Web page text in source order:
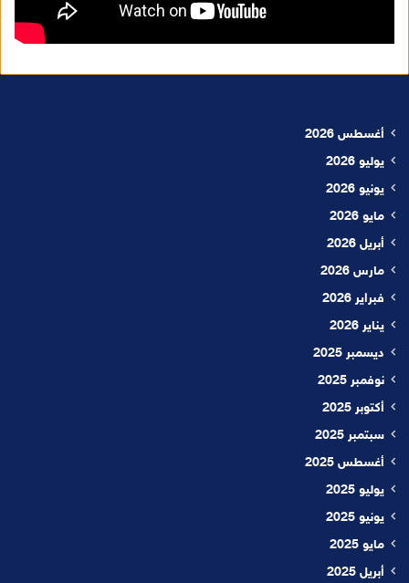
أغسطس 2026
يوليو 2026
يونيو 2026
مايو 2026
أبريل 2026
مارس 2026
فبراير 2026
يناير 2026
ديسمبر 2025
نوفمبر 2025
أكتوبر 2025
سبتمبر 2025
أغسطس 2025
يوليو 2025
يونيو 2025
مايو 2025
أبريل 2025